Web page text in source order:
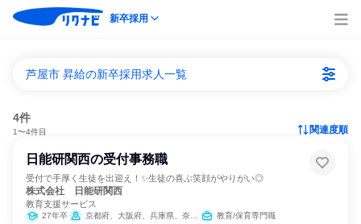
新卒採用
芦屋市 昇給の新卒採用求人一覧
4件
1〜4件目 関連度順
日能研関西の受付事務職
受付で手厚く生徒を出迎え！✨生徒の喜ぶ笑顔がやりがい◎
株式会社 日能研関西
教育支援サービス
27年卒 京都府、大阪府、兵庫県、奈良県 教育/保育専門職